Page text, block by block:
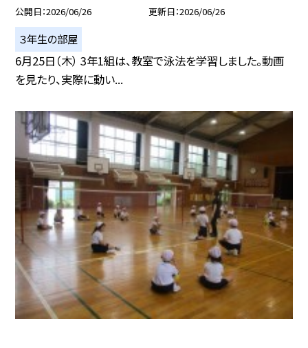
公開日 2026/06/26 更新日 2026/06/26
３年生の部屋
6月25日（木） 3年1組は、教室で泳法を学習しました。動画
を見たり、実際に動い...